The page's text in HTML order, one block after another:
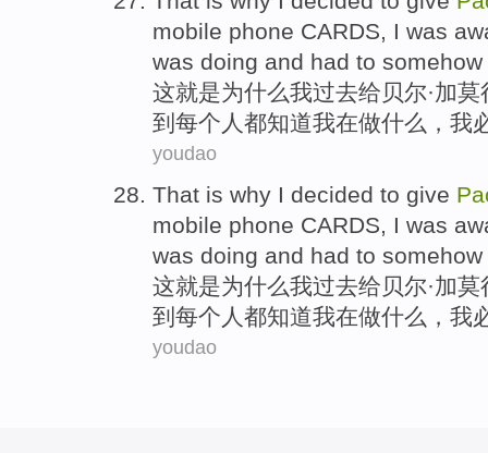
mobile phone CARDS, I was
was doing and had to somehow
这就是为什么我过去给贝尔·加莫
到 每个人都知道我在做什么 ， 我
youdao
That is why I decided to give
mobile phone CARDS , I was
was doing and had to somehow
这就是为什么我过去给贝尔·加莫
到每个人都知道我在做什么 ， 我
youdao